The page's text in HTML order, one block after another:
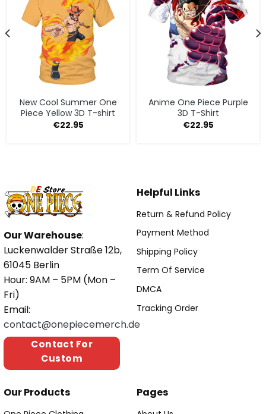
New Cool Summer One
Piece Yellow 3D T-shirt
€22.95
Anime One Piece Purple
3D T-Shirt
€22.95
Our Warehouse:
Luckenwalder Straße 12b,
61045 Berlin
Hour: 9AM – 5PM (Mon –
Fri)
Email:
contact@onepiecemerch.de
Contact For
Custom
Helpful Links
Return & Refund Policy
Payment Method
Shipping Policy
Term Of Service
DMCA
Tracking Order
Our Products Pages